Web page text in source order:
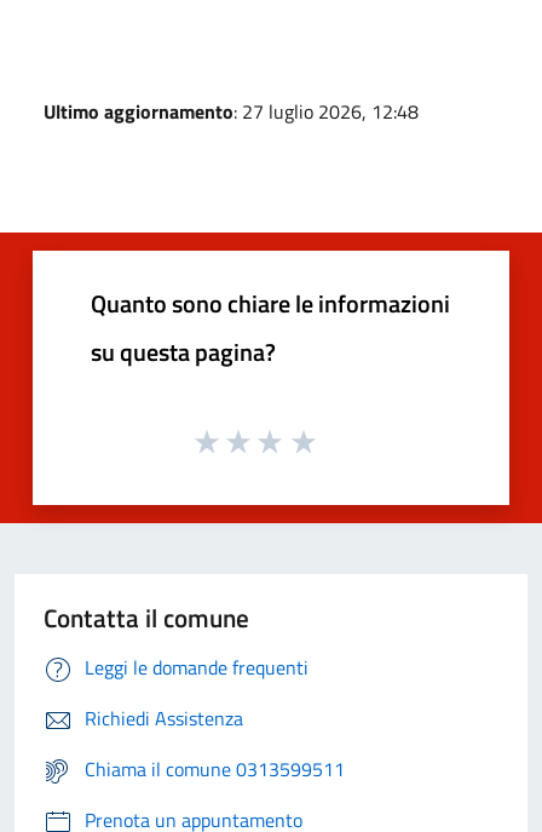
Ultimo aggiornamento: 27 luglio 2026, 12:48
Quanto sono chiare le informazioni
su questa pagina?
Contatta il comune
Leggi le domande frequenti
Richiedi Assistenza
Chiama il comune 0313599511
Prenota un appuntamento